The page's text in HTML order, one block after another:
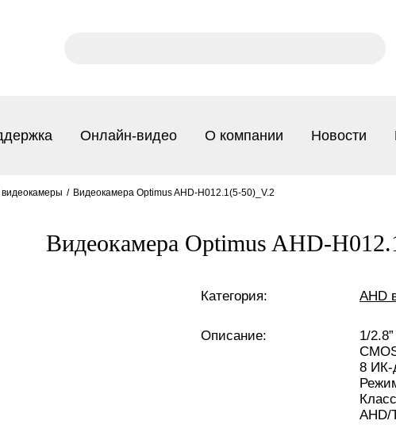
Онлайн-видео О компании Новости
Видеокамера Optimus AHD-H012.1(5-50)_V.2
Видеокамера Optimus AHD-
Категория: AHD
Описание:
1/
8 ИК-
AHD/